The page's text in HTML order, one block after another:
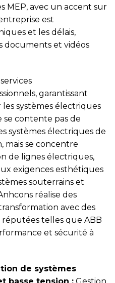
MEP, avec un accent sur
est
et les délais,
documents et vidéos
garantissant
systèmes électriques
se contente pas de
systèmes électriques de
mais se concentre
de lignes électriques,
exigences esthétiques
souterrains et
réalise des
avec des
telles que ABB
et sécurité à
de systèmes
basse tension :Gestion